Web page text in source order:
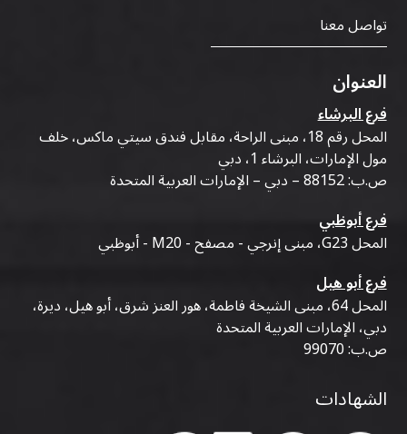
تواصل معنا
العنوان
فرع البرشاء
المحل رقم 18، مبنى الراحة، مقابل فندق سيتي ماكس، خلف
مول الإمارات، البرشاء 1، دبي
ص.ب: 88152 – دبي – الإمارات العربية المتحدة
فرع أبوظبي
المحل G23، مبنى إنرجي - مصفح - M20 - أبوظبي
فرع أبو هيل
المحل 64، مبنى الشيخة فاطمة، هور العنز شرق، أبو هيل، ديرة،
دبي، الإمارات العربية المتحدة
ص.ب: 99070
الشهادات